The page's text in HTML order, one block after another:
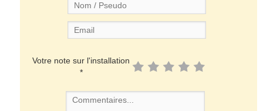
Votre note sur l'installation
*